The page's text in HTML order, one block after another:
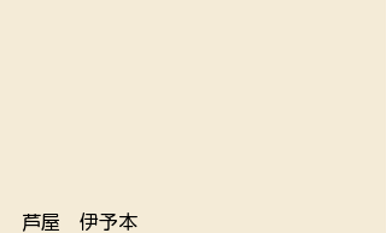
芦屋　伊予本